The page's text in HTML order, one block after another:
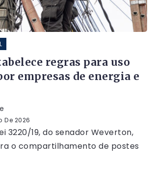
regras para uso
empresas de energia e
De 2026
3220/19, do senador Weverton,
o compartilhamento de postes